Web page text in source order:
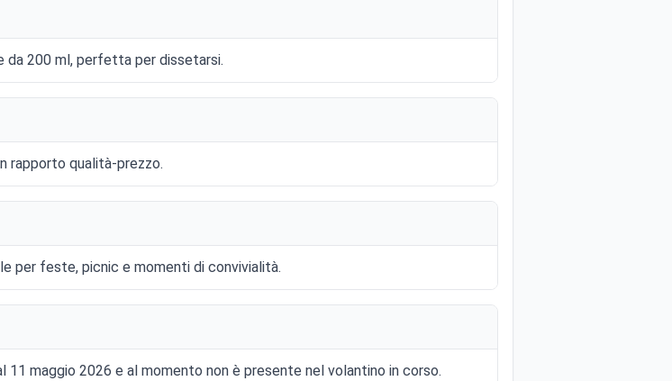
da 200 ml, perfetta per dissetarsi.
rapporto qualità-prezzo.
per feste, picnic e momenti di convivialità.
maggio 2026 e al momento non è presente nel volantino in corso.